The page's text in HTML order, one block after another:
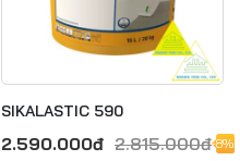
SIKALASTIC 590
2.590.000đ 2.815.000đ-8%